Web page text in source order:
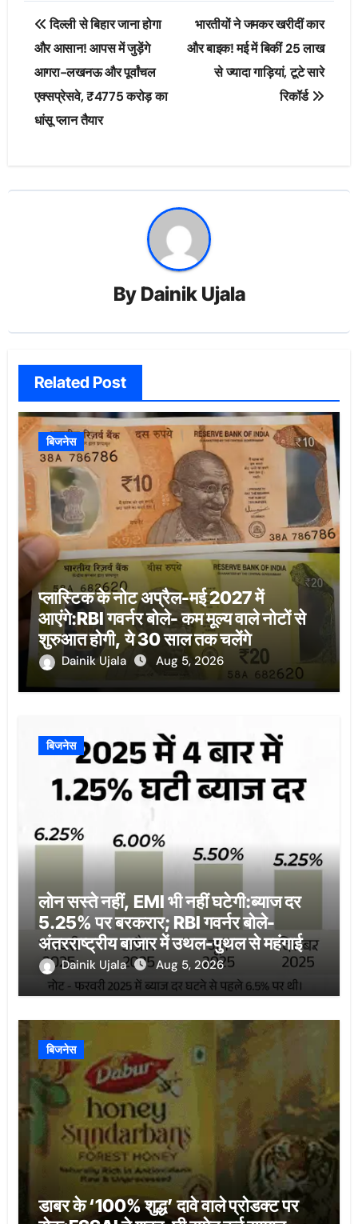
Post
navigation
दिल्ली से बिहार जाना होगा
और आसान! आपस में जुड़ेंगे
आगरा-लखनऊ और पूर्वांचल
एक्सप्रेसवे, ₹4775 करोड़ का
धांसू प्लान तैयार
भारतीयों ने जमकर खरीदीं कार
और बाइक! मई में बिकीं 25 लाख
से ज्यादा गाड़ियां, टूटे सारे
रिकॉर्ड
By Dainik Ujala
Related Post
बिजनेस
प्लास्टिक के नोट अप्रैल-मई 2027 में
आएंगे:RBI गवर्नर बोले- कम मूल्य वाले नोटों से
शुरुआत होगी, ये 30 साल तक चलेंगे
Dainik Ujala Aug 5, 2026
बिजनेस
लोन सस्ते नहीं, EMI भी नहीं घटेगी:ब्याज दर
5.25% पर बरकरार; RBI गवर्नर बोले-
अंतरराष्ट्रीय बाजार में उथल-पुथल से महंगाई
बढ़ीDainik Ujala Aug 5, 2026
बिजनेस
डाबर के ‘100% शुद्ध’ दावे वाले प्रोडक्ट पर